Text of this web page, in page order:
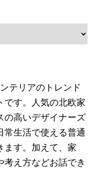
テリアのトレンド
です。人気の北欧家
の高いデザイナーズ
常生活で使える普通
ます。加えて、家
え方などお話でき